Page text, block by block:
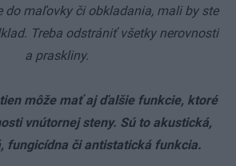
do maľovky či obkladania, mali by ste
Treba odstrániť všetky nerovnosti
a praskliny.
môže mať aj ďalšie funkcie, ktoré
vnútornej steny. Sú to akustická,
fungicídna či antistatická funkcia.